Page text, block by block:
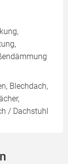
Blechdach,
/ Dachstuhl